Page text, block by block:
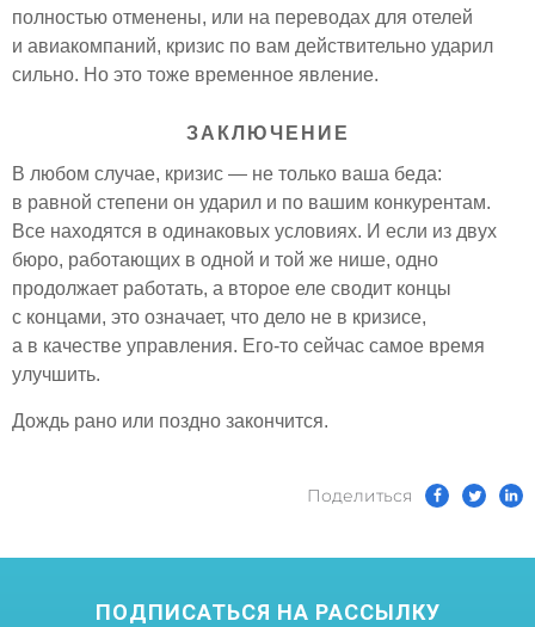
полностью отменены, или на переводах для отелей
и авиакомпаний, кризис по вам действительно ударил
сильно. Но это тоже временное явление.
ЗАКЛЮЧЕНИЕ
В любом случае, кризис — не только ваша беда:
в равной степени он ударил и по вашим конкурентам.
Все находятся в одинаковых условиях. И если из двух
бюро, работающих в одной и той же нише, одно
продолжает работать, а второе еле сводит концы
с концами, это означает, что дело не в кризисе,
а в качестве управления. Его-то сейчас самое время
улучшить.
Дождь рано или поздно закончится.
Поделиться
ПОДПИСАТЬСЯ НА РАССЫЛКУ